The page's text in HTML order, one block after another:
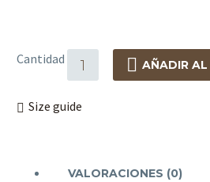
Cantidad AÑADIR
Size guide
VALORACIONES (0)